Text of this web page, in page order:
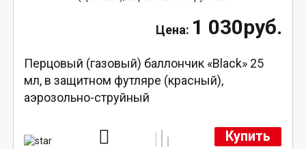
1 030руб.
Перцовый (газовый) баллончик «Black» 25
мл, в защитном футляре (красный),
аэрозольно-струйный
Купить